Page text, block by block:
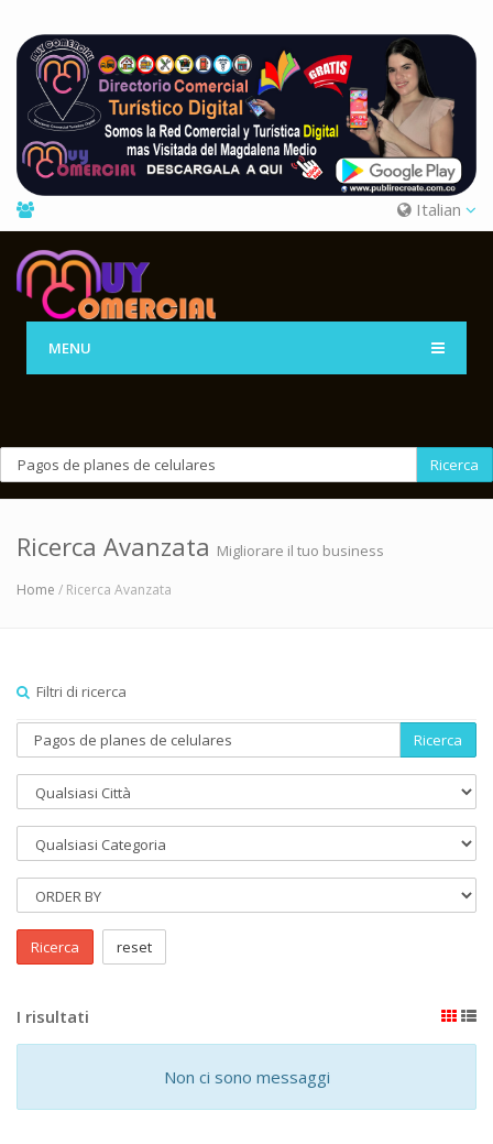
Italian
MENU
Ricerca
Ricerca Avanzata Migliorare il tuo business
Home / Ricerca Avanzata
Filtri di ricerca
Ricerca
Ricerca reset
I risultati
Non ci sono messaggi